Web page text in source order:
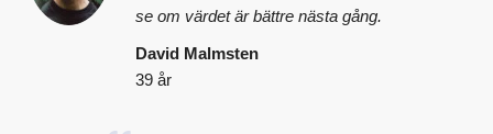
se om värdet är bättre nästa gång.
David Malmsten
39 år